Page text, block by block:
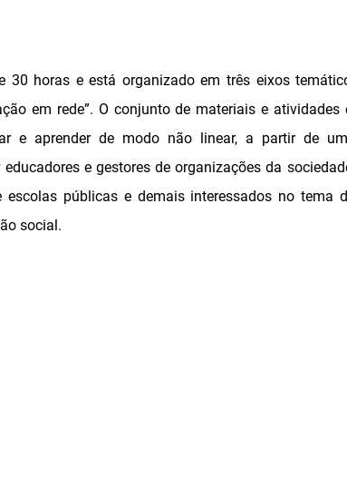
30 horas e está organizado em três eixos
em rede”. O conjunto de materiais e
e aprender de modo não linear, a partir de
e gestores de organizações da
escolas públicas e demais interessados no tema
social.